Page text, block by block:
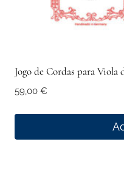
Jogo de Cordas para
59,00 €